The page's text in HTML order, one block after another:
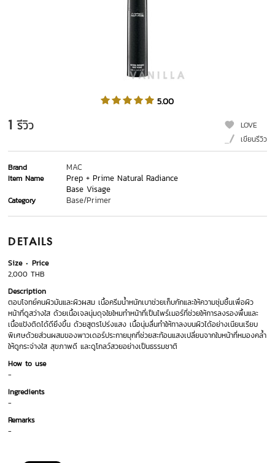
5.00
1 รีวิว
LOVE
เขียนรีวิว
Brand MAC
Item Name
Prep + Prime Natural Radiance
Base Visage
Category Base/Primer
DETAILS
Size
Price
2,000 THB
Description
ตอบโจทย์คนผิวมันและผิวผสม เนื้อครีมน้ำหนักเบาช่วยเก็บกักและให้ความชุ่มชื้นเพื่อผิว
หน้าที่ดูสว่างใส ด้วยเนื้อเจลนุ่มดุจใยใหมทำหน้าที่เป็นไพร์เมอร์ที่ช่วยให้การลงรองพื้นและ
เนื้อแป้งติดได้ดียิ่งขึ้น ด้วยสูตรโปร่งแสง เนื้อนุ่มลื่นทำให้ทาลงบนผิวได้อย่างเนียนเรียบ
พิเศษด้วยส่วนผสมของพาวเดอร์ประกายมุกที่ช่วยสะท้อนแสงเปลี่ยนจากใบหน้าที่หมองคล้ำ
ให้ดูกระจ่างใส สุขภาพดี และดูโกลว์สวยอย่างเป็นธรรมชาติ
How to use
-
Ingredients
-
Remarks
-